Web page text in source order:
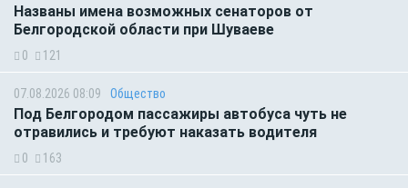
Названы имена возможных сенаторов от
Белгородской области при Шуваеве
0 121
07.08.2026 08:09 Общество
Под Белгородом пассажиры автобуса чуть не
отравились и требуют наказать водителя
0 163